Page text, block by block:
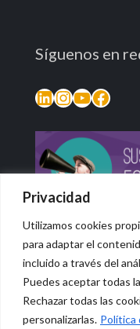
Privacidad
Utilizamos cookies
para adaptar el
incluido a través del
Puedes aceptar todas
Rechazar todas las
personalizarlas. Política
Síguenos en
LinkedIn
Instagram
YouTube
© 2026